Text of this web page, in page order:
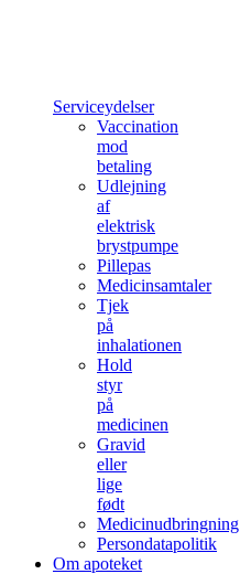
Serviceydelser
Vaccination
mod
betaling
Udlejning
af
elektrisk
brystpumpe
Pillepas
Medicinsamtaler
Tjek
på
inhalationen
Hold
styr
på
medicinen
Gravid
eller
lige
født
Medicinudbringning
Persondatapolitik
Om apoteket